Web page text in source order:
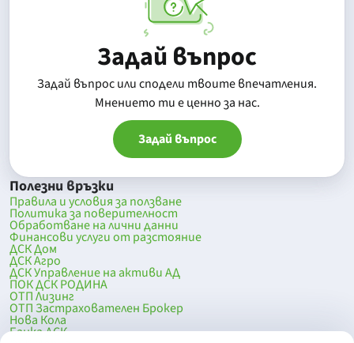
Задай въпрос
Задай въпрос или сподели твоите впечатления.
Mнението ти е ценно за нас.
Задай въпрос
Полезни връзки
Правила и условия за ползване
Политика за поверителност
Обработване на лични данни
Финансови услуги от разстояние
ДСК Дом
ДСК Агро
ДСК Управление на активи АД
ПОК ДСК РОДИНА
ОТП Лизинг
ОТП Застрахователен Брокер
Нова Кола
Банка ДСК